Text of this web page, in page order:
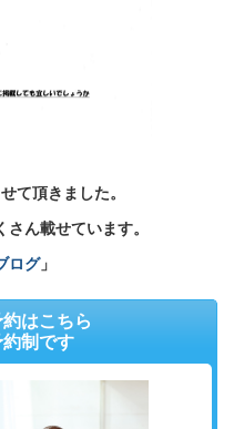
て頂きました。
ん載せています。
ログ」
はこちら
制です